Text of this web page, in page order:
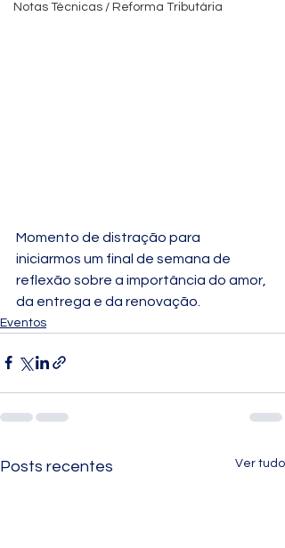
Notas Técnicas / Reforma Tributária
Momento de distração para
iniciarmos um final de semana de
reflexão sobre a importância do amor,
da entrega e da renovação.
Eventos
Posts recentes Ver tudo